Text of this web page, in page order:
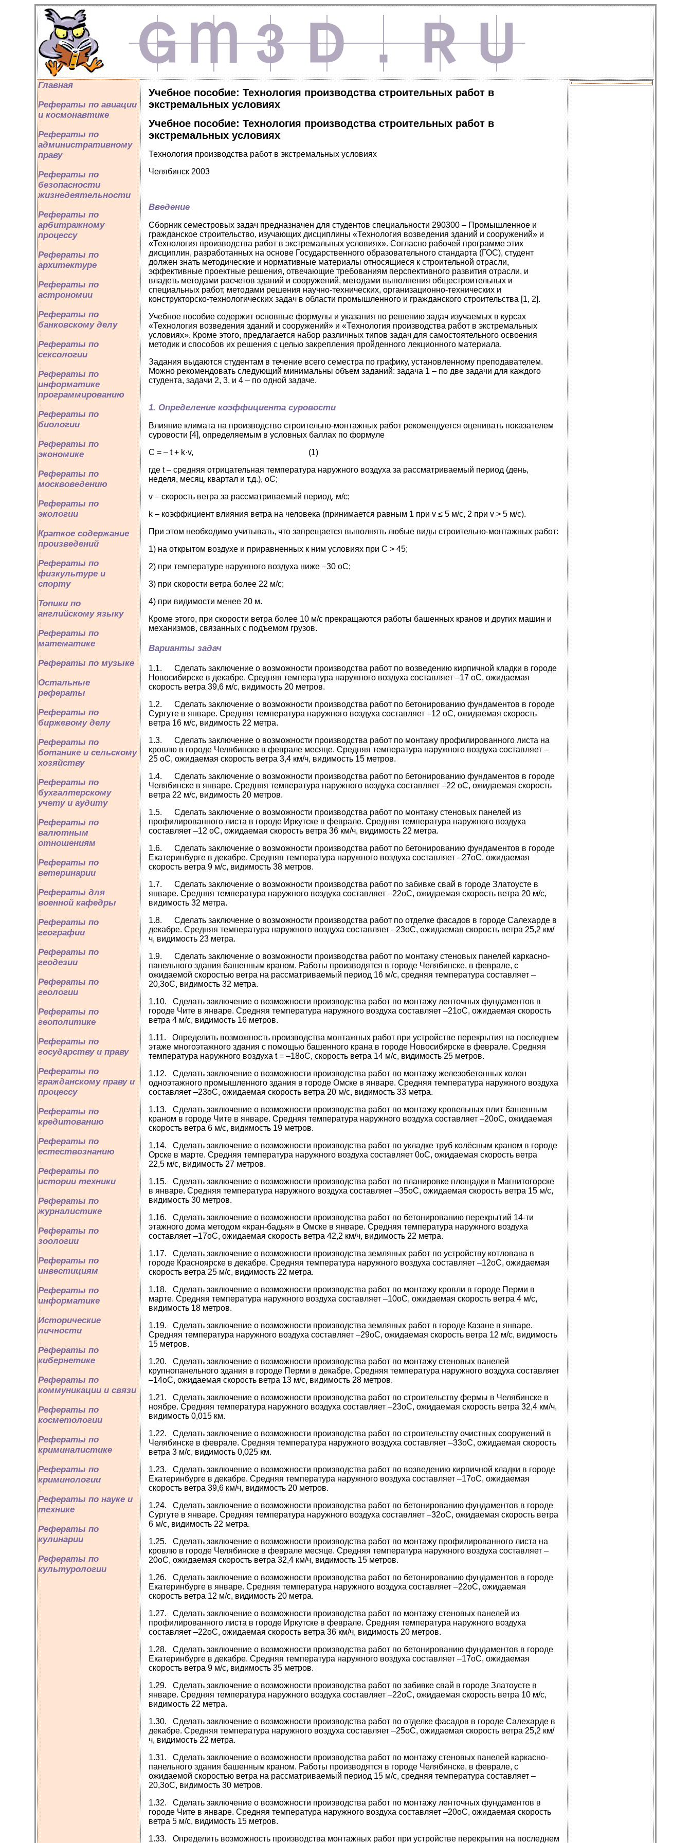
Главная
Рефераты по авиации
и космонавтике
Рефераты по
административному
праву
Рефераты по
безопасности
жизнедеятельности
Рефераты по
арбитражному
процессу
Рефераты по
архитектуре
Рефераты по
астрономии
Рефераты по
банковскому делу
Рефераты по
сексологии
Рефераты по
информатике
программированию
Рефераты по
биологии
Рефераты по
экономике
Рефераты по
москвоведению
Рефераты по
экологии
Краткое содержание
произведений
Рефераты по
физкультуре и
спорту
Топики по
английскому языку
Рефераты по
математике
Рефераты по музыке
Остальные
рефераты
Рефераты по
биржевому делу
Рефераты по
ботанике и сельскому
хозяйству
Рефераты по
бухгалтерскому
учету и аудиту
Рефераты по
валютным
отношениям
Рефераты по
ветеринарии
Рефераты для
военной кафедры
Рефераты по
географии
Рефераты по
геодезии
Рефераты по
геологии
Рефераты по
геополитике
Рефераты по
государству и праву
Рефераты по
гражданскому праву и
процессу
Рефераты по
кредитованию
Рефераты по
естествознанию
Рефераты по
истории техники
Рефераты по
журналистике
Рефераты по
зоологии
Рефераты по
инвестициям
Рефераты по
информатике
Исторические
личности
Рефераты по
кибернетике
Рефераты по
коммуникации и связи
Рефераты по
косметологии
Рефераты по
криминалистике
Рефераты по
криминологии
Рефераты по науке и
технике
Рефераты по
кулинарии
Рефераты по
культурологии
Учебное пособие: Технология производства строительных работ в
экстремальных условиях
Учебное пособие: Технология производства строительных работ в
экстремальных условиях
Технология производства работ в экстремальных условиях
Челябинск 2003
Введение
Сборник семестровых задач предназначен для студентов специальности 290300 – Промышленное и
гражданское строительство, изучающих дисциплины «Технология возведения зданий и сооружений» и
«Технология производства работ в экстремальных условиях». Согласно рабочей программе этих
дисциплин, разработанных на основе Государственного образовательного стандарта (ГОС), студент
должен знать методические и нормативные материалы относящиеся к строительной отрасли,
эффективные проектные решения, отвечающие требованиям перспективного развития отрасли, и
владеть методами расчетов зданий и сооружений, методами выполнения общестроительных и
специальных работ, методами решения научно-технических, организационно-технических и
конструкторско-технологических задач в области промышленного и гражданского строительства [1, 2].
Учебное пособие содержит основные формулы и указания по решению задач изучаемых в курсах
«Технология возведения зданий и сооружений» и «Технология производства работ в экстремальных
условиях». Кроме этого, предлагается набор различных типов задач для самостоятельного освоения
методик и способов их решения с целью закрепления пройденного лекционного материала.
Задания выдаются студентам в течение всего семестра по графику, установленному преподавателем.
Можно рекомендовать следующий минимальны объем заданий: задача 1 – по две задачи для каждого
студента, задачи 2, 3, и 4 – по одной задаче.
1. Определение коэффициента суровости
Влияние климата на производство строительно-монтажных работ рекомендуется оценивать показателем
суровости [4], определяемым в условных баллах по формуле
С = – t + k·v, (1)
где t – средняя отрицательная температура наружного воздуха за рассматриваемый период (день,
неделя, месяц, квартал и т.д.), оС;
v – скорость ветра за рассматриваемый период, м/с;
k – коэффициент влияния ветра на человека (принимается равным 1 при v ≤ 5 м/с, 2 при v > 5 м/с).
При этом необходимо учитывать, что запрещается выполнять любые виды строительно-монтажных работ:
1) на открытом воздухе и приравненных к ним условиях при С > 45;
2) при температуре наружного воздуха ниже –30 оС;
3) при скорости ветра более 22 м/с;
4) при видимости менее 20 м.
Кроме этого, при скорости ветра более 10 м/с прекращаются работы башенных кранов и других машин и
механизмов, связанных с подъемом грузов.
Варианты задач
1.1. Сделать заключение о возможности производства работ по возведению кирпичной кладки в городе
Новосибирске в декабре. Средняя температура наружного воздуха составляет –17 оС, ожидаемая
скорость ветра 39,6 м/с, видимость 20 метров.
1.2. Сделать заключение о возможности производства работ по бетонированию фундаментов в городе
Сургуте в январе. Средняя температура наружного воздуха составляет –12 оС, ожидаемая скорость
ветра 16 м/с, видимость 22 метра.
1.3. Сделать заключение о возможности производства работ по монтажу профилированного листа на
кровлю в городе Челябинске в феврале месяце. Средняя температура наружного воздуха составляет –
25 оС, ожидаемая скорость ветра 3,4 км/ч, видимость 15 метров.
1.4. Сделать заключение о возможности производства работ по бетонированию фундаментов в городе
Челябинске в январе. Средняя температура наружного воздуха составляет –22 оС, ожидаемая скорость
ветра 22 м/с, видимость 20 метров.
1.5. Сделать заключение о возможности производства работ по монтажу стеновых панелей из
профилированного листа в городе Иркутске в феврале. Средняя температура наружного воздуха
составляет –12 оС, ожидаемая скорость ветра 36 км/ч, видимость 22 метра.
1.6. Сделать заключение о возможности производства работ по бетонированию фундаментов в городе
Екатеринбурге в декабре. Средняя температура наружного воздуха составляет –27оС, ожидаемая
скорость ветра 9 м/с, видимость 38 метров.
1.7. Сделать заключение о возможности производства работ по забивке свай в городе Златоусте в
январе. Средняя температура наружного воздуха составляет –22оС, ожидаемая скорость ветра 20 м/с,
видимость 32 метра.
1.8. Сделать заключение о возможности производства работ по отделке фасадов в городе Салехарде в
декабре. Средняя температура наружного воздуха составляет –23оС, ожидаемая скорость ветра 25,2 км/
ч, видимость 23 метра.
1.9. Сделать заключение о возможности производства работ по монтажу стеновых панелей каркасно-
панельного здания башенным краном. Работы производятся в городе Челябинске, в феврале, с
ожидаемой скоростью ветра на рассматриваемый период 16 м/с, средняя температура составляет –
20,3оС, видимость 32 метра.
1.10. Сделать заключение о возможности производства работ по монтажу ленточных фундаментов в
городе Чите в январе. Средняя температура наружного воздуха составляет –21оС, ожидаемая скорость
ветра 4 м/с, видимость 16 метров.
1.11. Определить возможность производства монтажных работ при устройстве перекрытия на последнем
этаже многоэтажного здания с помощью башенного крана в городе Новосибирске в феврале. Средняя
температура наружного воздуха t = –18оС, скорость ветра 14 м/с, видимость 25 метров.
1.12. Сделать заключение о возможности производства работ по монтажу железобетонных колон
одноэтажного промышленного здания в городе Омске в январе. Средняя температура наружного воздуха
составляет –23оС, ожидаемая скорость ветра 20 м/с, видимость 33 метра.
1.13. Сделать заключение о возможности производства работ по монтажу кровельных плит башенным
краном в городе Чите в январе. Средняя температура наружного воздуха составляет –20оС, ожидаемая
скорость ветра 6 м/с, видимость 19 метров.
1.14. Сделать заключение о возможности производства работ по укладке труб колёсным краном в городе
Орске в марте. Средняя температура наружного воздуха составляет 0оС, ожидаемая скорость ветра
22,5 м/с, видимость 27 метров.
1.15. Сделать заключение о возможности производства работ по планировке площадки в Магнитогорске
в январе. Средняя температура наружного воздуха составляет –35оС, ожидаемая скорость ветра 15 м/с,
видимость 30 метров.
1.16. Сделать заключение о возможности производства работ по бетонированию перекрытий 14-ти
этажного дома методом «кран-бадья» в Омске в январе. Средняя температура наружного воздуха
составляет –17оС, ожидаемая скорость ветра 42,2 км/ч, видимость 22 метра.
1.17. Сделать заключение о возможности производства земляных работ по устройству котлована в
городе Красноярске в декабре. Средняя температура наружного воздуха составляет –12оС, ожидаемая
скорость ветра 25 м/с, видимость 22 метра.
1.18. Сделать заключение о возможности производства работ по монтажу кровли в городе Перми в
марте. Средняя температура наружного воздуха составляет –10оС, ожидаемая скорость ветра 4 м/с,
видимость 18 метров.
1.19. Сделать заключение о возможности производства земляных работ в городе Казане в январе.
Средняя температура наружного воздуха составляет –29оС, ожидаемая скорость ветра 12 м/с, видимость
15 метров.
1.20. Сделать заключение о возможности производства работ по монтажу стеновых панелей
крупнопанельного здания в городе Перми в декабре. Средняя температура наружного воздуха составляет
–14оС, ожидаемая скорость ветра 13 м/с, видимость 28 метров.
1.21. Сделать заключение о возможности производства работ по строительству фермы в Челябинске в
ноябре. Средняя температура наружного воздуха составляет –23оС, ожидаемая скорость ветра 32,4 км/ч,
видимость 0,015 км.
1.22. Сделать заключение о возможности производства работ по строительству очистных сооружений в
Челябинске в феврале. Средняя температура наружного воздуха составляет –33оС, ожидаемая скорость
ветра 3 м/с, видимость 0,025 км.
1.23. Сделать заключение о возможности производства работ по возведению кирпичной кладки в городе
Екатеринбурге в декабре. Средняя температура наружного воздуха составляет –17оС, ожидаемая
скорость ветра 39,6 км/ч, видимость 20 метров.
1.24. Сделать заключение о возможности производства работ по бетонированию фундаментов в городе
Сургуте в январе. Средняя температура наружного воздуха составляет –32оС, ожидаемая скорость ветра
6 м/с, видимость 22 метра.
1.25. Сделать заключение о возможности производства работ по монтажу профилированного листа на
кровлю в городе Челябинске в феврале месяце. Средняя температура наружного воздуха составляет –
20оС, ожидаемая скорость ветра 32,4 км/ч, видимость 15 метров.
1.26. Сделать заключение о возможности производства работ по бетонированию фундаментов в городе
Екатеринбурге в январе. Средняя температура наружного воздуха составляет –22оС, ожидаемая
скорость ветра 12 м/с, видимость 20 метра.
1.27. Сделать заключение о возможности производства работ по монтажу стеновых панелей из
профилированного листа в городе Иркутске в феврале. Средняя температура наружного воздуха
составляет –22оС, ожидаемая скорость ветра 36 км/ч, видимость 20 метров.
1.28. Сделать заключение о возможности производства работ по бетонированию фундаментов в городе
Екатеринбурге в декабре. Средняя температура наружного воздуха составляет –17оС, ожидаемая
скорость ветра 9 м/с, видимость 35 метров.
1.29. Сделать заключение о возможности производства работ по забивке свай в городе Златоусте в
январе. Средняя температура наружного воздуха составляет –22оС, ожидаемая скорость ветра 10 м/с,
видимость 22 метра.
1.30. Сделать заключение о возможности производства работ по отделке фасадов в городе Салехарде в
декабре. Средняя температура наружного воздуха составляет –25оС, ожидаемая скорость ветра 25,2 км/
ч, видимость 22 метра.
1.31. Сделать заключение о возможности производства работ по монтажу стеновых панелей каркасно-
панельного здания башенным краном. Работы производятся в городе Челябинске, в феврале, с
ожидаемой скоростью ветра на рассматриваемый период 15 м/с, средняя температура составляет –
20,3оС, видимость 30 метров.
1.32. Сделать заключение о возможности производства работ по монтажу ленточных фундаментов в
городе Чите в январе. Средняя температура наружного воздуха составляет –20оС, ожидаемая скорость
ветра 5 м/с, видимость 15 метров.
1.33. Определить возможность производства монтажных работ при устройстве перекрытия на последнем